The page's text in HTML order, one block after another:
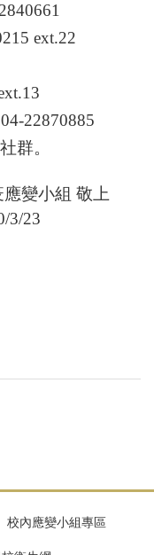
ext.22
22870885
群。
組 敬上
校內應變小組專區